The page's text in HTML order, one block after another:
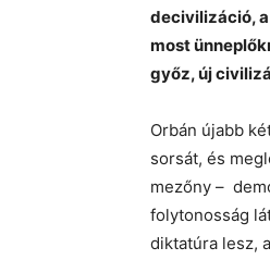
decivilizáció,
most
győz, új
Orbán újabb
sorsát, és
mezőny –
folytonosság
diktatúra lesz,